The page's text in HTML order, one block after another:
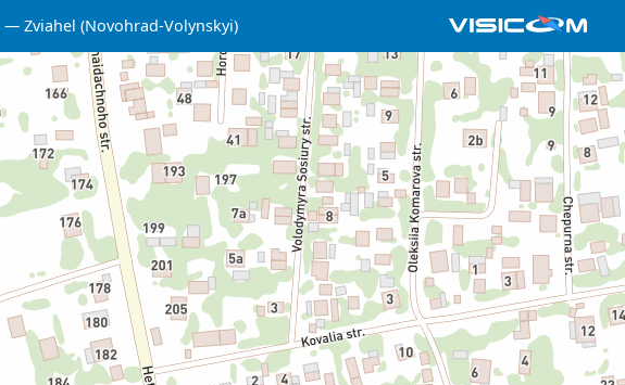
Zviahel (Novohrad-Volynskyi)